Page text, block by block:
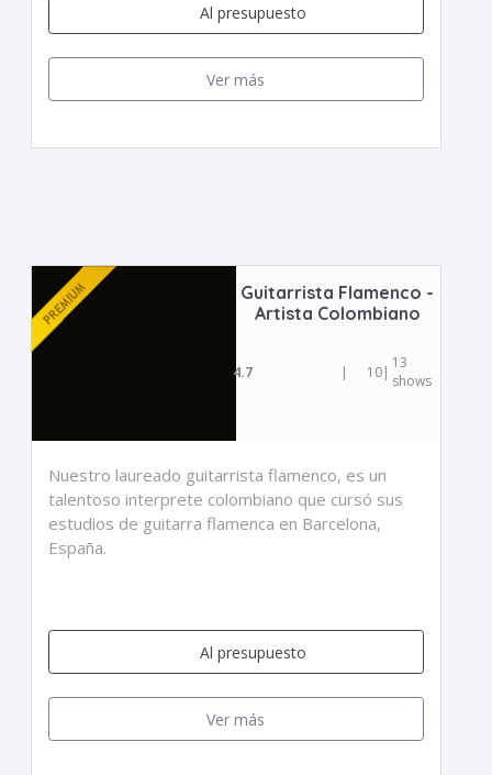
Al presupuesto
Ver más
Guitarrista Flamenco -
Artista Colombiano
4.7 | 10| 13
shows
Nuestro laureado guitarrista flamenco, es un
talentoso interprete colombiano que cursó sus
estudios de guitarra flamenca en Barcelona,
España.
Al presupuesto
Ver más